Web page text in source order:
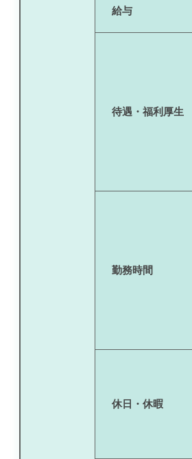
給与
待遇・福利厚生
勤務時間
休日・休暇